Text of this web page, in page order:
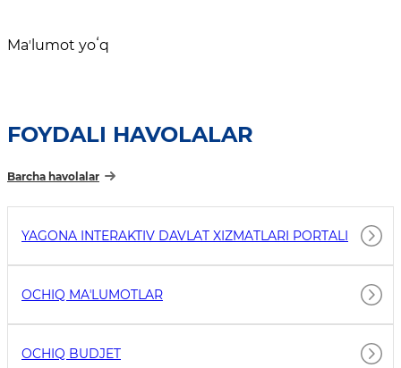
Maʼlumot yoʻq
FOYDALI HAVOLALAR
Barcha havolalar
YAGONA INTERAKTIV DAVLAT XIZMATLARI PORTALI
OCHIQ MAʼLUMOTLAR
OCHIQ BUDJET